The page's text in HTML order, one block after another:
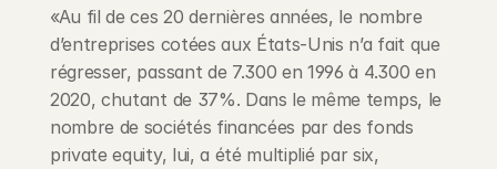
«Au fil de ces 20 dernières années, le nombre
d’entreprises cotées aux États-Unis n’a fait que
régresser, passant de 7.300 en 1996 à 4.300 en
2020, chutant de 37%. Dans le même temps, le
nombre de sociétés financées par des fonds
private equity, lui, a été multiplié par six,